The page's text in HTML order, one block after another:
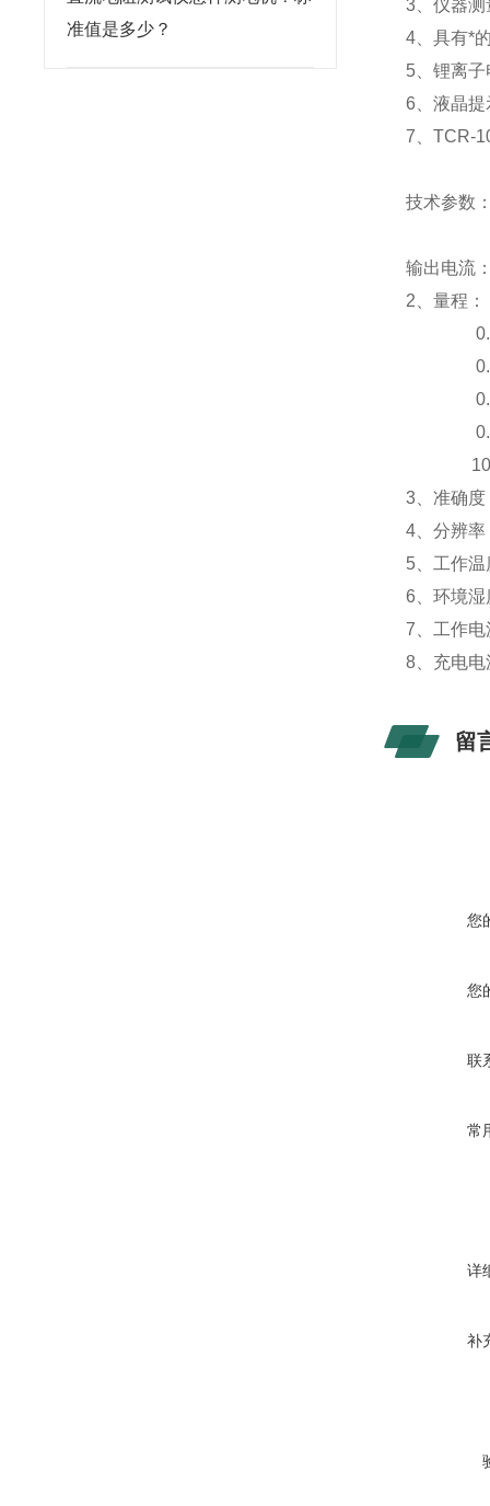
准值是多少？
3、仪器
4、具有*
5、锂离
6、液晶
7、TCR-
技术参数
输出电流
2、量程
0.1Ω-
0.3Ω-
100Ω-
3、准确
4、分辨
5、工作
6、环境
7、工作
8、充电
留
您
您
联
常
详
补